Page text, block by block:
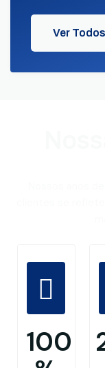
Ver
99.8